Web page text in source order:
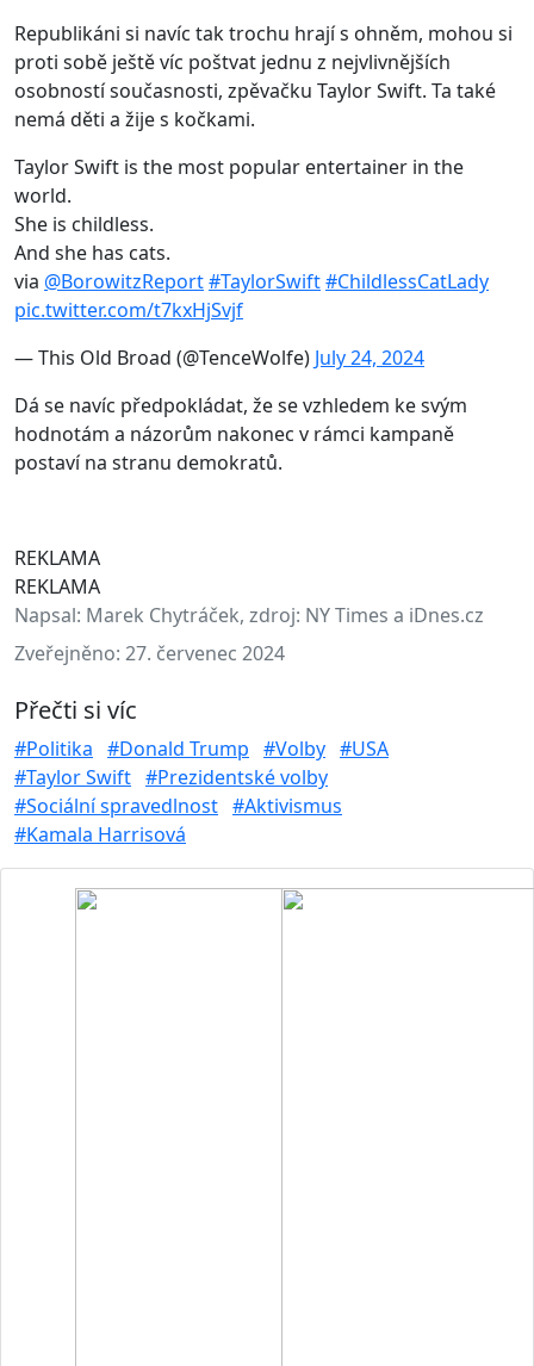
Republikáni si navíc tak trochu hrají s ohněm, mohou si
proti sobě ještě víc poštvat jednu z nejvlivnějších
osobností současnosti, zpěvačku Taylor Swift. Ta také
nemá děti a žije s kočkami.
Taylor Swift is the most popular entertainer in the
world.
She is childless.
And she has cats.
via @BorowitzReport#TaylorSwift#ChildlessCatLady
pic.twitter.com/t7kxHjSvjf
— This Old Broad (@TenceWolfe) July 24, 2024
Dá se navíc předpokládat, že se vzhledem ke svým
hodnotám a názorům nakonec v rámci kampaně
postaví na stranu demokratů.
REKLAMA
REKLAMA
Napsal: Marek Chytráček, zdroj: NY Times a iDnes.cz
Zveřejněno: 27. červenec 2024
Přečti si víc
#Politika #Donald Trump #Volby #USA
#Taylor Swift #Prezidentské volby
#Sociální spravedlnost #Aktivismus
#Kamala Harrisová